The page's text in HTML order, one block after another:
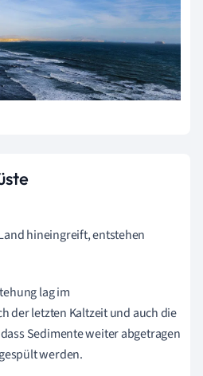
hineingreift, entstehen
lag im
der letzten Kaltzeit und auch die
Sedimente weiter abgetragen
werden.